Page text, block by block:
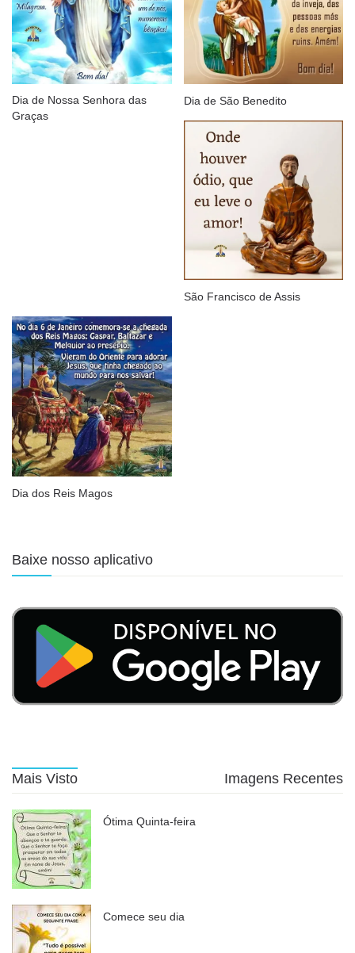
Dia de Nossa Senhora das
Graças
Dia de São Benedito
São Francisco de Assis
Dia dos Reis Magos
Baixe nosso aplicativo
Mais Visto Imagens Recentes
Ótima Quinta-feira
Comece seu dia